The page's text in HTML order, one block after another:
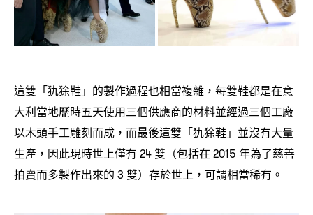
這雙「犰狳鞋」的製作過程也相當複雜 ， 每雙鞋都是在意
大利當地歷時五天使用三個供應商的材料並經過三個工廠
以木頭手工雕刻而成 ， 而最後這雙「犰狳鞋」並沒有大量
生產 ， 因此現時世上僅有 24雙 （包括在 2015 年為了慈善
拍賣而多製作出來的 3 雙） 存於世上 ， 可謂相當稀有。